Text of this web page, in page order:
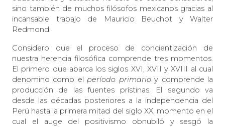
sino también de muchos filósofos mexicanos gracias al
incansable trabajo de Mauricio Beuchot y Walter
Redmond.
Considero que el proceso de concientización de
nuestra herencia filosófica comprende tres momentos.
El primero que abarca los siglos XVI, XVII y XVIII al cual
denomino como elperíodo primarioy comprende la
producción de las fuentes prístinas. El segundo va
desde las décadas posteriores a la independencia del
Perú hasta la primera mitad del siglo XX, momento en el
cual el auge del positivismo obnubiló y sesgó la